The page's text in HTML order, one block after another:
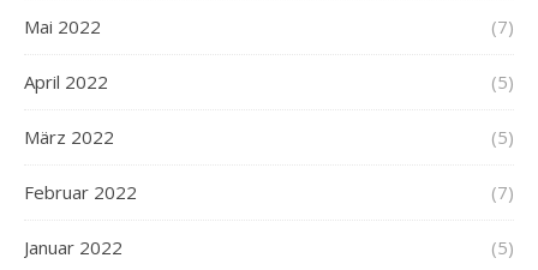
Mai 2022 (7)
April 2022 (5)
März 2022 (5)
Februar 2022 (7)
Januar 2022 (5)